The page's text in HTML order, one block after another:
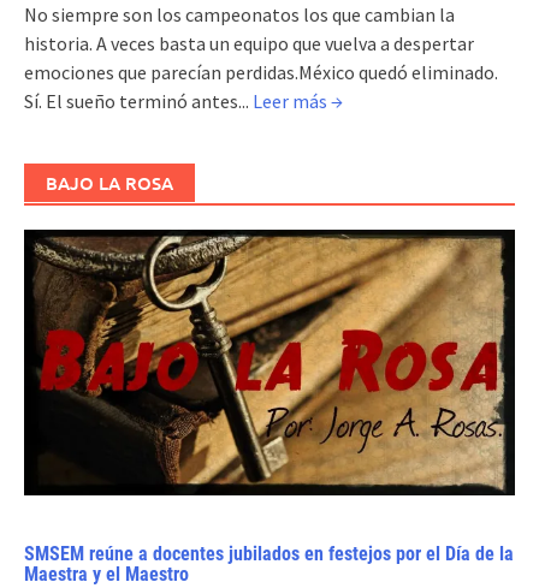
No siempre son los campeonatos los que cambian la
historia. A veces basta un equipo que vuelva a despertar
emociones que parecían perdidas.México quedó eliminado.
Sí. El sueño terminó antes... Leer más →
BAJO LA ROSA
SMSEM reúne a docentes jubilados en festejos por el Día de la
Maestra y el Maestro